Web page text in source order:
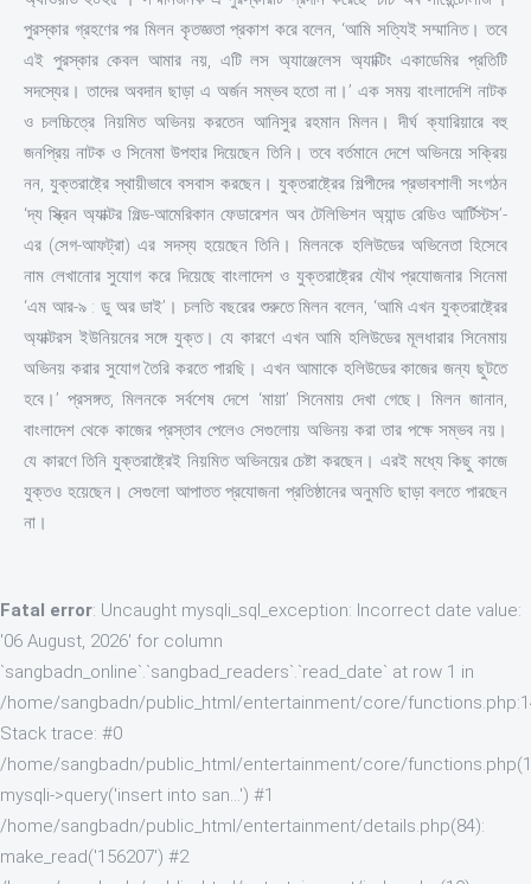
পুরস্কার গ্রহণের পর মিলন কৃতজ্ঞতা প্রকাশ করে বলেন, ‘আমি সত্যিই সম্মানিত। তবে
এই পুরস্কার কেবল আমার নয়, এটি লস অ্যাঞ্জেলেস অ্যাক্টিং একাডেমির প্রতিটি
সদস্যের। তাদের অবদান ছাড়া এ অর্জন সম্ভব হতো না।’ এক সময় বাংলাদেশি নাটক
ও চলচ্চিত্রে নিয়মিত অভিনয় করতেন আনিসুর রহমান মিলন। দীর্ঘ ক্যারিয়ারে বহু
জনপ্রিয় নাটক ও সিনেমা উপহার দিয়েছেন তিনি। তবে বর্তমানে দেশে অভিনয়ে সক্রিয়
নন, যুক্তরাষ্ট্রে স্থায়ীভাবে বসবাস করছেন। যুক্তরাষ্ট্রের শিল্পীদের প্রভাবশালী সংগঠন
‘দ্য স্ক্রিন অ্যাক্টর গিল্ড-আমেরিকান ফেডারেশন অব টেলিভিশন অ্যান্ড রেডিও আর্টিস্টস’-
এর (সেগ-আফট্রা) এর সদস্য হয়েছেন তিনি। মিলনকে হলিউডের অভিনেতা হিসেবে
নাম লেখানোর সুযোগ করে দিয়েছে বাংলাদেশ ও যুক্তরাষ্ট্রের যৌথ প্রযোজনার সিনেমা
‘এম আর-৯ : ডু অর ডাই’। চলতি বছরের শুরুতে মিলন বলেন, ‘আমি এখন যুক্তরাষ্ট্রের
অ্যাক্টরস ইউনিয়নের সঙ্গে যুক্ত। যে কারণে এখন আমি হলিউডের মূলধারার সিনেমায়
অভিনয় করার সুযোগ তৈরি করতে পারছি। এখন আমাকে হলিউডের কাজের জন্য ছুটতে
হবে।’ প্রসঙ্গত, মিলনকে সর্বশেষ দেশে ‘মায়া’ সিনেমায় দেখা গেছে। মিলন জানান,
বাংলাদেশ থেকে কাজের প্রস্তাব পেলেও সেগুলোয় অভিনয় করা তার পক্ষে সম্ভব নয়।
যে কারণে তিনি যুক্তরাষ্ট্রেই নিয়মিত অভিনয়ের চেষ্টা করছেন। এরই মধ্যে কিছু কাজে
যুক্তও হয়েছেন। সেগুলো আপাতত প্রযোজনা প্রতিষ্ঠানের অনুমতি ছাড়া বলতে পারছেন
না।
Fatal error: Uncaught mysqli_sql_exception: Incorrect date value:
'06 August, 2026' for column
`sangbadn_online`.`sangbad_readers`.`read_date` at row 1 in
/home/sangbadn/public_html/entertainment/core/
Stack trace: #0
/home/sangbadn/public_html/entertainment/core/
mysqli->query('insert into san...') #1
/home/sangbadn/public_html/entertainment/details.php(84):
make_read('156207') #2